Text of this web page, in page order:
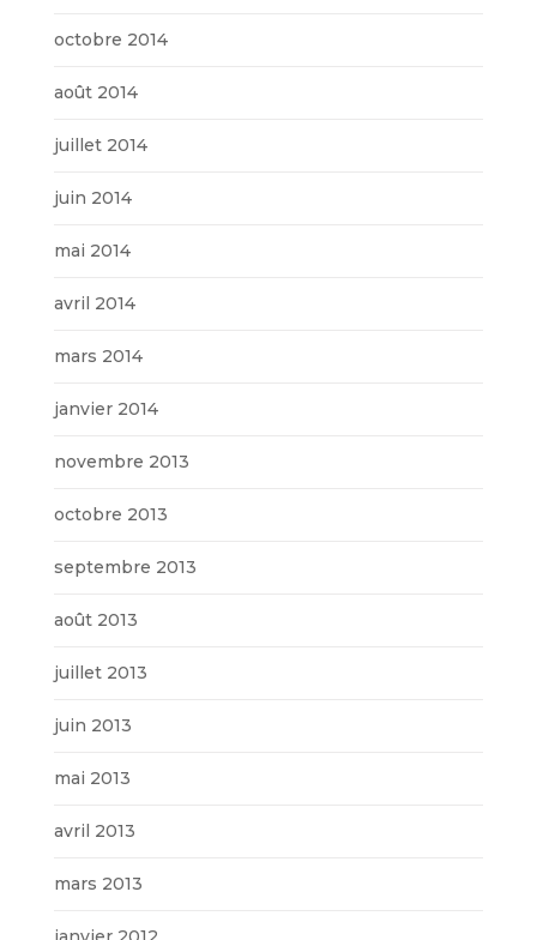
octobre 2014
août 2014
juillet 2014
juin 2014
mai 2014
avril 2014
mars 2014
janvier 2014
novembre 2013
octobre 2013
septembre 2013
août 2013
juillet 2013
juin 2013
mai 2013
avril 2013
mars 2013